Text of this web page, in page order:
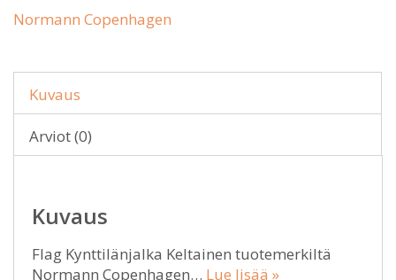
Normann Copenhagen
Kuvaus
Arviot (0)
Kuvaus
Flag Kynttilänjalka Keltainen tuotemerkiltä
Normann Copenhagen… Lue lisää »